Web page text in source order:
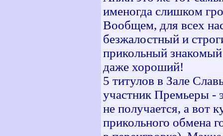
именогда слишком
Вообщем, для всех
безжалостный и
прикольный
даже хороший!
5 титулов в Зале
участник Премьеры -
не получается, а вот
прикольного обмена